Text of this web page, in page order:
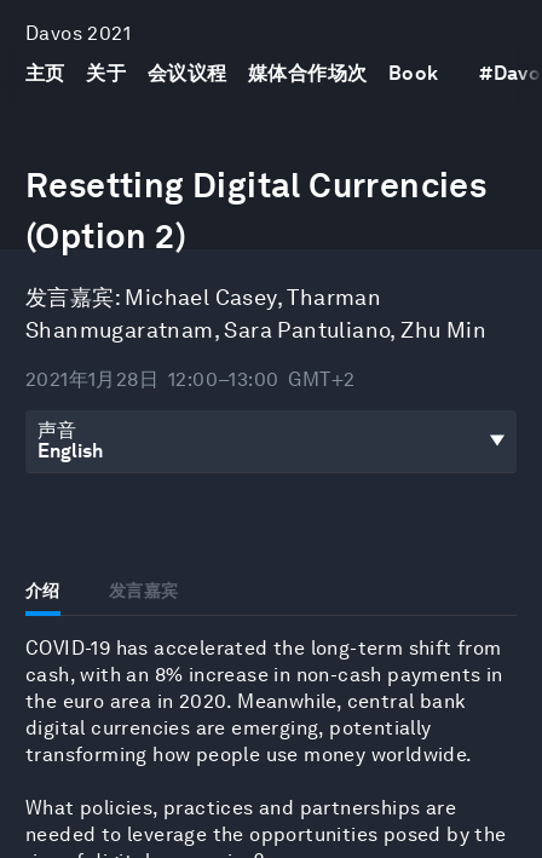
Davos 2021
主页
关于 会议议程 媒体合作场次 Book #
Resetting Digital Currencies
(Option 2)
发言嘉宾: Michael Casey,Tharman
Shanmugaratnam,Sara Pantuliano,Zhu Min
2021年1月28日 12:00–13:00 GMT+2
声音
介绍 发言嘉宾
COVID-19 has accelerated the long-term shift from
cash, with an 8% increase in non-cash payments in
the euro area in 2020. Meanwhile, central bank
digital currencies are emerging, potentially
transforming how people use money worldwide.
What policies, practices and partnerships are
needed to leverage the opportunities posed by the
of
minutes,
51